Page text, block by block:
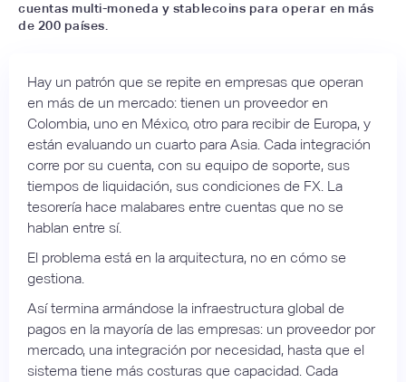
cuentas multi-moneda y stablecoins para operar en más
de 200 países.
Hay un patrón que se repite en empresas que operan
en más de un mercado: tienen un proveedor en
Colombia, uno en México, otro para recibir de Europa, y
están evaluando un cuarto para Asia. Cada integración
corre por su cuenta, con su equipo de soporte, sus
tiempos de liquidación, sus condiciones de FX. La
tesorería hace malabares entre cuentas que no se
hablan entre sí.
El problema está en la arquitectura, no en cómo se
gestiona.
Así termina armándose la infraestructura global de
pagos en la mayoría de las empresas: un proveedor por
mercado, una integración por necesidad, hasta que el
sistema tiene más costuras que capacidad. Cada